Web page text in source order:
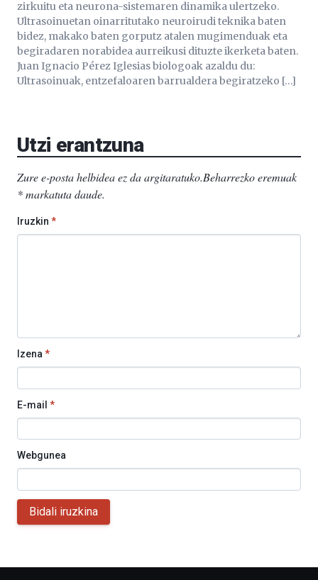
zirkuitu eta neurona-sistemaren dinamika ulertzeko.
Ultrasoinuetan oinarritutako neuroirudi teknika baten
bidez, makako baten gorputz atalen mugimenduak eta
begiradaren norabidea aurreikusi dituzte ikerketa baten.
Juan Ignacio Pérez Iglesias biologoak azaldu du:
Ultrasoinuak, entzefaloaren barrualdera begiratzeko […]
Utzi erantzuna
Zure e-posta helbidea ez da argitaratuko.Beharrezko eremuak
*markatuta daude.
Iruzkin *
Izena*
E-mail *
Webgunea
Bidali iruzkina